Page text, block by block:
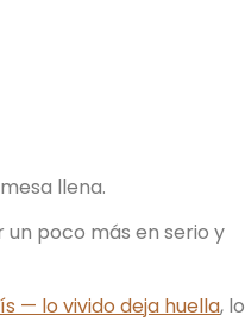
llena.
poco más en serio y
— lo vivido deja huella, lo